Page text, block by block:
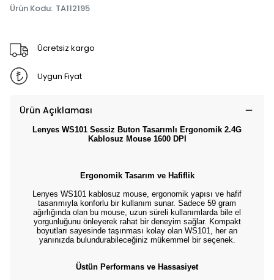
Ürün Kodu: TA112195
Ücretsiz kargo
Uygun Fiyat
Ürün Açıklaması
Lenyes WS101 Sessiz Buton Tasarımlı Ergonomik 2.4G
Kablosuz Mouse 1600 DPI
Ergonomik Tasarım ve Hafiflik
Lenyes WS101 kablosuz mouse, ergonomik yapısı ve hafif
tasarımıyla konforlu bir kullanım sunar. Sadece 59 gram
ağırlığında olan bu mouse, uzun süreli kullanımlarda bile el
yorgunluğunu önleyerek rahat bir deneyim sağlar. Kompakt
boyutları sayesinde taşınması kolay olan WS101, her an
yanınızda bulundurabileceğiniz mükemmel bir seçenek.
Üstün Performans ve Hassasiyet